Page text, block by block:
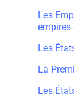
Les
empires
Les
La
Les